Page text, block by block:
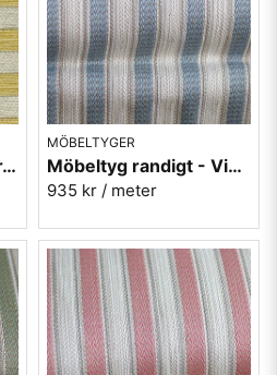
Möbeltyg i ull - Carl nr.10 gul
MÖBELTYGER
Möbeltyg randigt - Viktoria nr.50 blå
935 kr / meter